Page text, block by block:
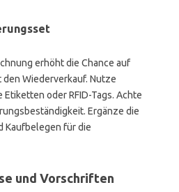
erhöht die Chance auf
Wiederverkauf. Nutze
oder RFID-Tags. Achte
Ergänze die
Kaufbelegen für die
und Vorschriften